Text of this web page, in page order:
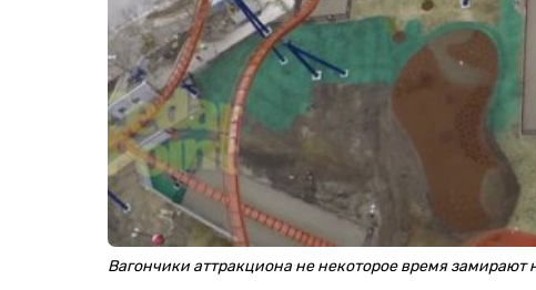
Вагончики аттракциона не некоторое время замирают